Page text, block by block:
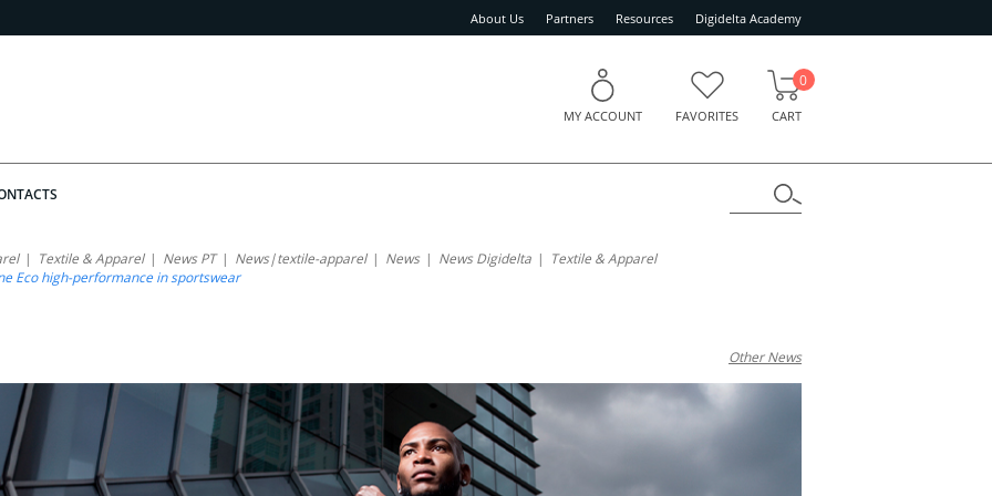
About Us Partners Resources Digidelta Academy
MY ACCOUNT FAVORITES CART
0
Textile & Apparel News PT News|textile-apparel News News Digidelta
Textile & Apparel
Eco high-performance in sportswear
Other News